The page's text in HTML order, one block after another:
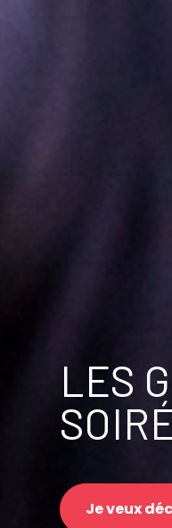
LES
Je veux